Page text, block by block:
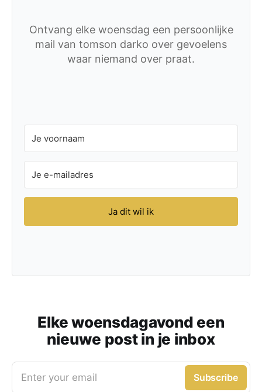
Ontvang elke woensdag een persoonlijke
mail van tomson darko over gevoelens
waar niemand over praat.
Ja dit wil ik
Elke woensdagavond een
nieuwe post in je inbox
Enter your email Subscribe